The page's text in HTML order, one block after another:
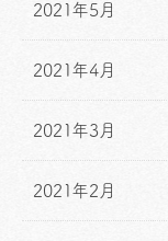
2021年5月
2021年4月
2021年3月
2021年2月